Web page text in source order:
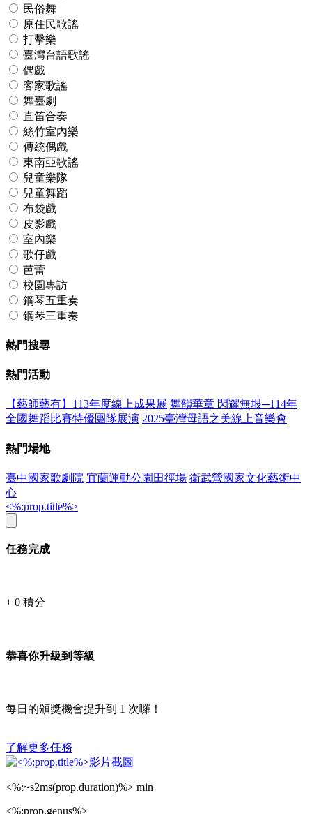
民俗舞
原住民歌謠
打擊樂
臺灣台語歌謠
偶戲
客家歌謠
舞臺劇
直笛合奏
絲竹室內樂
傳統偶戲
東南亞歌謠
兒童樂隊
兒童舞蹈
布袋戲
皮影戲
室內樂
歌仔戲
芭蕾
校園專訪
鋼琴五重奏
鋼琴三重奏
熱門搜尋
熱門活動
【藝師藝有】113年度線上成果展 舞韻華章 閃耀無垠─114年
全國舞蹈比賽特優團隊展演 2025臺灣母語之美線上音樂會
熱門場地
臺中國家歌劇院 宜蘭運動公園田徑場 衛武營國家文化藝術中
心
<%:prop.title%>
任務完成
+ 0 積分
恭喜你升級到等級
每日的頒獎機會提升到 1 次囉！
了解更多任務
<%:~s2ms(prop.duration)%> min
<%:prop.genus%>